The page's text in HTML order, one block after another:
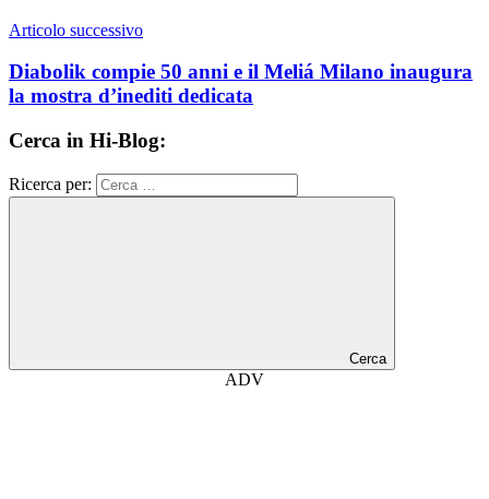
Articolo successivo
Diabolik compie 50 anni e il Meliá Milano inaugura
la mostra d’inediti dedicata
Cerca in Hi-Blog:
Ricerca per:
Cerca
ADV